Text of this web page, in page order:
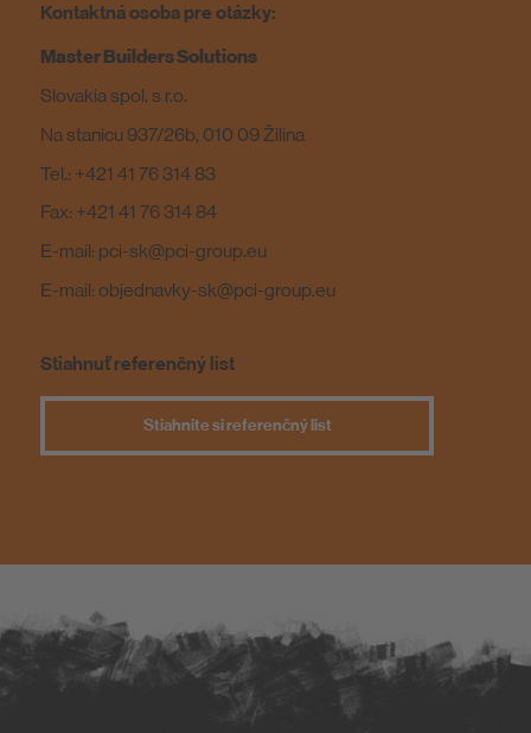
Kontaktná osoba pre otázky:
Master Builders Solutions
Slovakia spol. s r.o.
Na stanicu 937/26b, 010 09 Žilina
Tel.: +421 41 76 314 83
Fax: +421 41 76 314 84
E-mail: pci-sk@pci-group.eu
E-mail: objednavky-sk@pci-group.eu
Stiahnuť referenčný list
Stiahnite si referenčný list